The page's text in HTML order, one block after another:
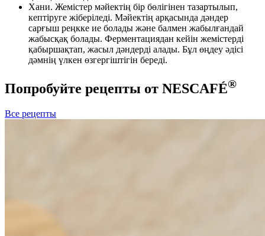
Хани. Жемістер мәйектің бір бөлігінен тазартылып,
кептіруге жіберіледі. Мәйектің арқасында дәндер
сарғыш реңкке ие болады және балмен жабылғандай
жабысқақ болады. Ферментациядан кейін жемістерді
қабыршақтап, жасыл дәндерді алады. Бұл өңдеу әдісі
дәмнің үлкен өзгергіштігін береді.
Попробуйте рецепты от NESCAFÉ®
Все рецепты